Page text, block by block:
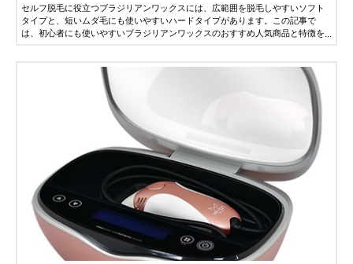
セルフ脱毛に役立つブラジリアンワックスには、広範囲を脱毛しやすいソフト
タイプと、短いムダ毛にも使いやすいハードタイプがあります。この記事で
は、初心者にも使いやすいブラジリアンワックスのおすすめ人気商品と特徴を